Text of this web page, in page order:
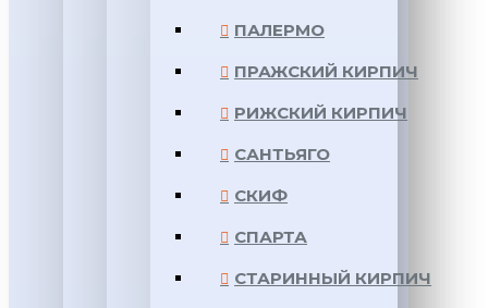
ПАЛЕРМО
ПРАЖСКИЙ КИРПИЧ
РИЖСКИЙ КИРПИЧ
САНТЬЯГО
СКИФ
СПАРТА
СТАРИННЫЙ КИРПИЧ